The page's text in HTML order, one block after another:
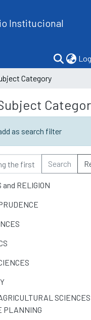
Institucional
Category
as search filter
Search
and RELIGION
PLANNING